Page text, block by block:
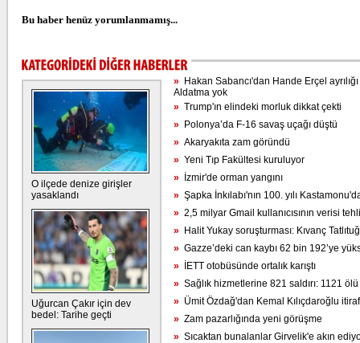
Bu haber henüz yorumlanmamış...
O ilçede denize girişler
yasaklandı
Uğurcan Çakır için dev
bedel: Tarihe geçti
» Hakan Sabancı'dan Hande Erçel
Aldatma yok
» Trump'ın elindeki morluk dikkat çekti
» Polonya’da F-16 savaş uçağı düştü
» Akaryakıta zam göründü
» Yeni Tıp Fakültesi kuruluyor
» İzmir'de orman yangını
» Şapka İnkılabı'nın 100. yılı
» 2,5 milyar Gmail kullanıcısının verisi
» Halit Yukay soruşturması: Kıvanç
» Gazze’deki can kaybı 62 bin 192’ye
» İETT otobüsünde ortalık karıştı
» Sağlık hizmetlerine 821 saldırı: 1121 ölü
» Ümit Özdağ'dan Kemal Kılıçdaroğlu
» Zam pazarlığında yeni görüşme
» Sıcaktan bunalanlar Girvelik'e akın